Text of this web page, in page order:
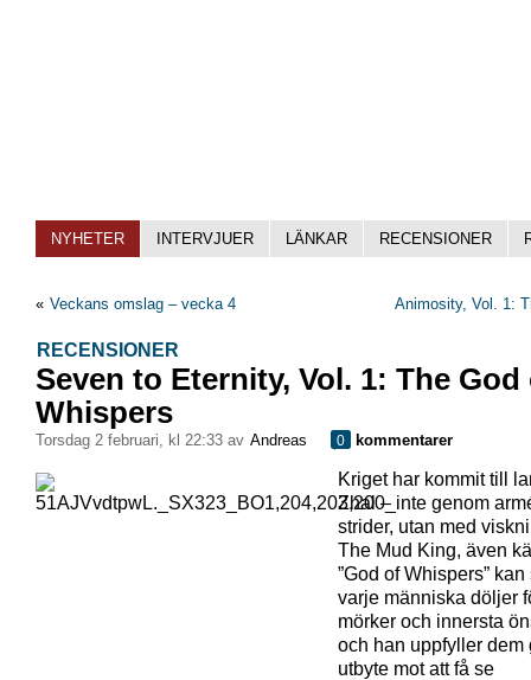
NYHETER INTERVJUER LÄNKAR RECENSIONER
« Veckans omslag – vecka 4 Animosity, Vol. 1:
RECENSIONER
Seven to Eternity, Vol. 1: The God
Whispers
torsdag 2 februari, kl 22:33 av Andreas 0 kommentarer
Kriget har kommit till
Zhal – inte genom
strider, utan med
The Mud King, även
”God of Whispers”
varje människa döljer
mörker och innersta
och han uppfyller dem
utbyte mot att få se